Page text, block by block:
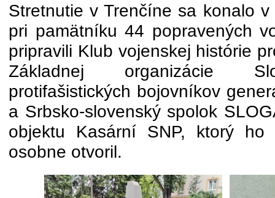
Stretnutie v Trenčíne sa konalo
pri pamätníku 44 popravených
pripravili Klub vojenskej histórie
Základnej organizácie
protifašistických bojovníkov
a Srbsko-slovenský spolok
objektu Kasární SNP, ktorý ho
osobne otvoril.